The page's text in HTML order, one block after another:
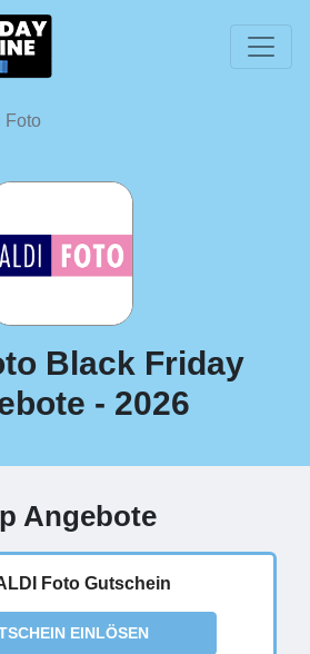
Foto
Black Friday
- 2026
Angebote
Foto Gutschein
EINLÖSEN